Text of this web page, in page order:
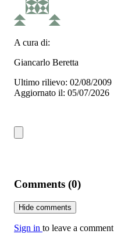
A cura di:
Giancarlo Beretta
Ultimo rilievo: 02/08/2009
Aggiornato il: 05/07/2026
Comments (0)
Hide comments
Sign in to leave a comment